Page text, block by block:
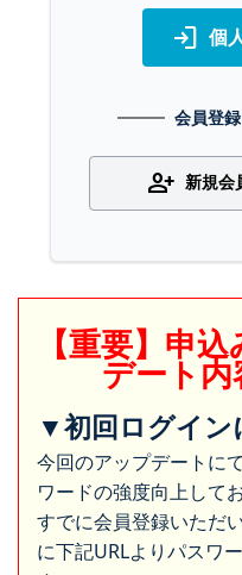
login 個
会員登
person_add 新規会
【重要】申
デート
▼初回ログイン
今回のアップデートに
ワードの強度向上して
すでに会員登録いただ
に下記URLよりパスワ